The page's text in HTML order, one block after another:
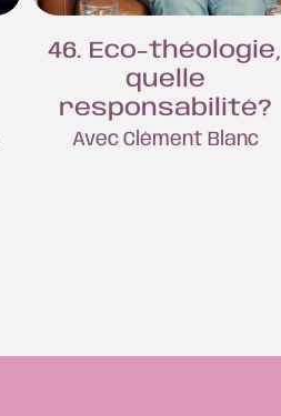
46. Eco-théologie,
quelle
responsabilité?
Avec Clément Blanc